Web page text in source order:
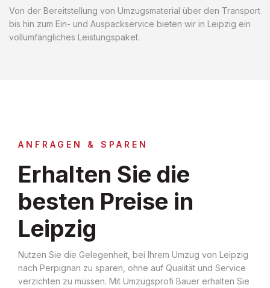
Von der Bereitstellung von Umzugsmaterial über den Transport
bis hin zum Ein- und Auspackservice bieten wir in Leipzig ein
vollumfängliches Leistungspaket.
ANFRAGEN & SPAREN
Erhalten Sie die
besten Preise in
Leipzig
Nutzen Sie die Gelegenheit, bei Ihrem Umzug von Leipzig
nach Perpignan zu sparen, ohne auf Qualität und Service
verzichten zu müssen. Mit Umzugsprofi Bauer erhalten Sie